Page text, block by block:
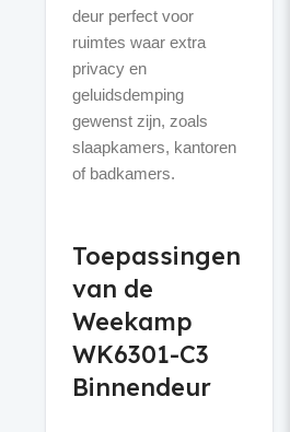
deur perfect voor
ruimtes waar extra
privacy en
geluidsdemping
gewenst zijn, zoals
slaapkamers, kantoren
of badkamers.
Toepassingen
van de
Weekamp
WK6301-C3
Binnendeur